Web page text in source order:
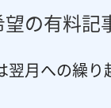
の有料記
月への繰り